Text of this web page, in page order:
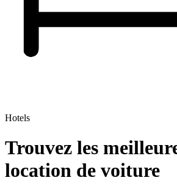
Hotels
Trouvez les
location de voiture